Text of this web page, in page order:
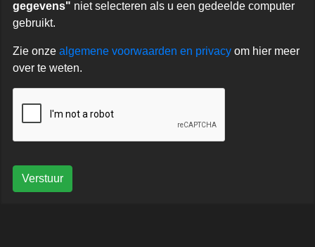
gegevens" niet selecteren als u een gedeelde computer
gebruikt.
Zie onze algemene voorwaarden en privacy om hier meer
over te weten.
Verstuur